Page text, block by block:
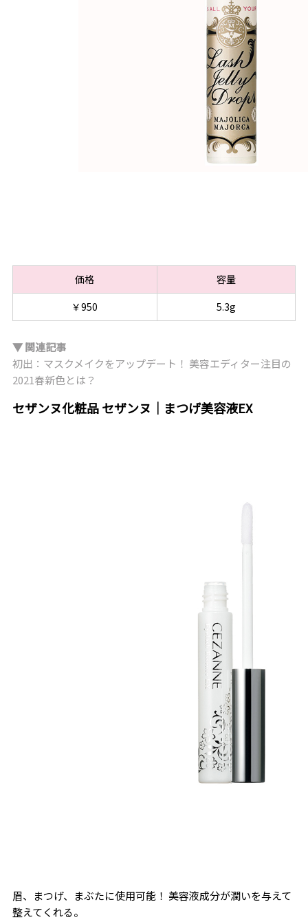
価格
容量
￥950
5.3g
▼ 関連記事
初出：マスクメイクをアップデート！ 美容エディター注目の
2021春新色とは？
セザンヌ化粧品 セザンヌ｜まつげ美容液EX
眉、まつげ、まぶたに使用可能！ 美容液成分が潤いを与えて
整えてくれる。